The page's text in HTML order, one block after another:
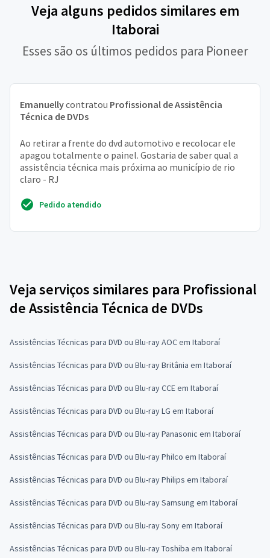
Veja alguns pedidos similares em
Itaborai
Esses são os últimos pedidos para Pioneer
Emanuellycontratou Profissional de Assistência
Técnica de DVDs
Ao retirar a frente do dvd automotivo e recolocar ele
apagou totalmente o painel. Gostaria de saber qual a
assistência técnica mais próxima ao município de rio
claro - RJ
Pedido atendido
Veja serviços similares para Profissional
de Assistência Técnica de DVDs
Assistências Técnicas para DVD ou Blu-ray AOC em Itaboraí
Assistências Técnicas para DVD ou Blu-ray Britânia em Itaboraí
Assistências Técnicas para DVD ou Blu-ray CCE em Itaboraí
Assistências Técnicas para DVD ou Blu-ray LG em Itaboraí
Assistências Técnicas para DVD ou Blu-ray Panasonic em Itaboraí
Assistências Técnicas para DVD ou Blu-ray Philco em Itaboraí
Assistências Técnicas para DVD ou Blu-ray Philips em Itaboraí
Assistências Técnicas para DVD ou Blu-ray Samsung em Itaboraí
Assistências Técnicas para DVD ou Blu-ray Sony em Itaboraí
Assistências Técnicas para DVD ou Blu-ray Toshiba em Itaboraí